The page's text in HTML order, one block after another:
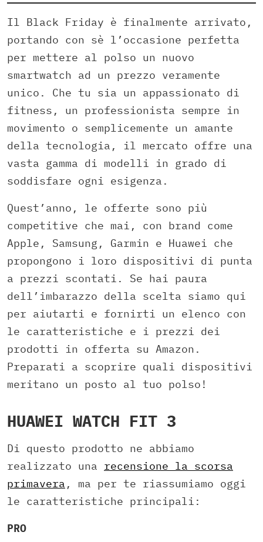
Il Black Friday è finalmente arrivato,
portando con sè l’occasione perfetta
per mettere al polso un nuovo
smartwatch ad un prezzo veramente
unico. Che tu sia un appassionato di
fitness, un professionista sempre in
movimento o semplicemente un amante
della tecnologia, il mercato offre una
vasta gamma di modelli in grado di
soddisfare ogni esigenza.
Quest’anno, le offerte sono più
competitive che mai, con brand come
Apple, Samsung, Garmin e Huawei che
propongono i loro dispositivi di punta
a prezzi scontati. Se hai paura
dell’imbarazzo della scelta siamo qui
per aiutarti e fornirti un elenco con
le caratteristiche e i prezzi dei
prodotti in offerta su Amazon.
Preparati a scoprire quali dispositivi
meritano un posto al tuo polso!
HUAWEI WATCH FIT 3
Di questo prodotto ne abbiamo
realizzato una recensione la scorsa
primavera , ma per te riassumiamo oggi
le caratteristiche principali:
PRO